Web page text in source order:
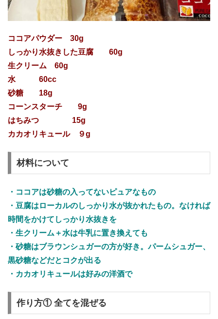
ココアパウダー 30g
しっかり水抜きした豆腐 60g
生クリーム 60g
水 60cc
砂糖 18g
コーンスターチ 9g
はちみつ 15g
カカオリキュール ９g
材料について
・ココアは砂糖の入ってないピュアなもの
・豆腐はローカルのしっかり水が抜かれたもの。なければ
時間をかけてしっかり水抜きを
・生クリーム＋水は牛乳に置き換えても
・砂糖はブラウンシュガーの方が好き。パームシュガー、
黒砂糖などだとコクが出る
・カカオリキュールは好みの洋酒で
作り方① 全てを混ぜる